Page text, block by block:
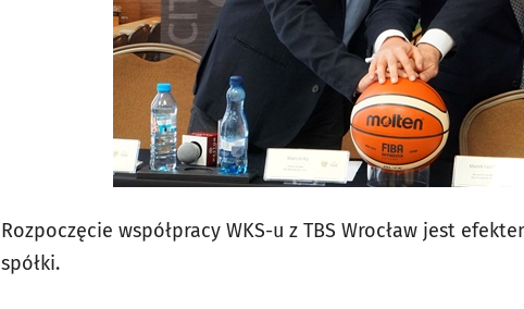
Rozpoczęcie współpracy WKS-u z TBS Wrocław jest
spółki.